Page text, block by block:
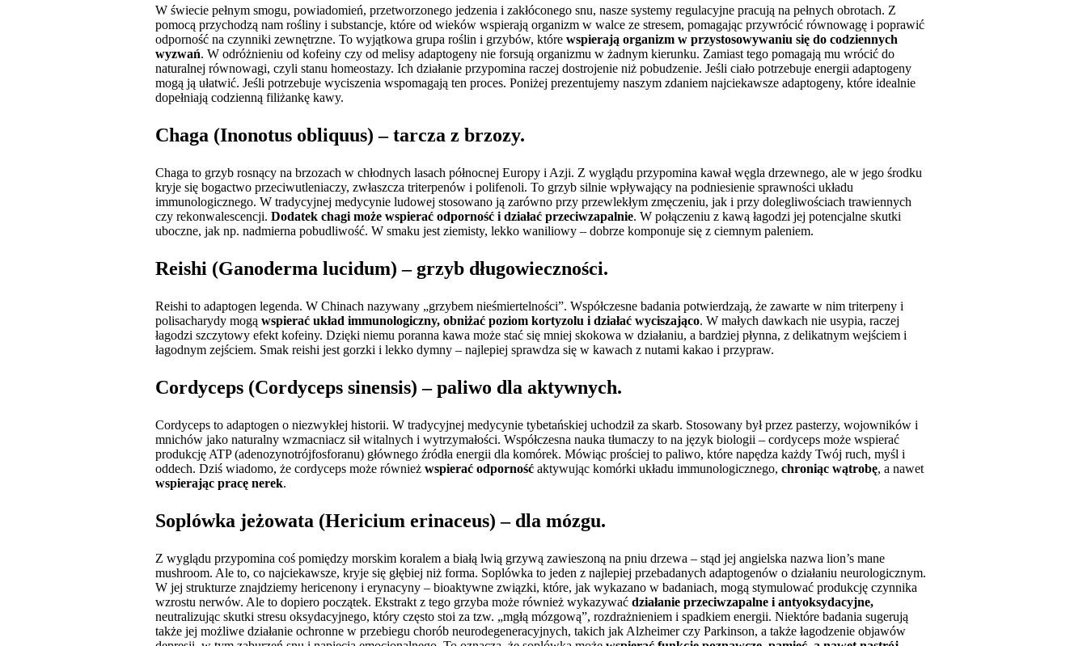
W świecie pełnym smogu, powiadomień, przetworzonego jedzenia i zakłóconego snu, nasze systemy regulacyjne pracują na pełnych obrotach. Z
pomocą przychodzą nam rośliny i substancje, które od wieków wspierają organizm w walce ze stresem, pomagając przywrócić równowagę i poprawić
odporność na czynniki zewnętrzne. To wyjątkowa grupa roślin i grzybów, które wspierają organizm w przystosowywaniu się do codziennych
wyzwań. W odróżnieniu od kofeiny czy od melisy adaptogeny nie forsują organizmu w żadnym kierunku. Zamiast tego pomagają mu wrócić do
naturalnej równowagi, czyli stanu homeostazy. Ich działanie przypomina raczej dostrojenie niż pobudzenie. Jeśli ciało potrzebuje energii adaptogeny
mogą ją ułatwić. Jeśli potrzebuje wyciszenia wspomagają ten proces. Poniżej prezentujemy naszym zdaniem najciekawsze adaptogeny, które idealnie
dopełniają codzienną filiżankę kawy.
Chaga (Inonotus obliquus) – tarcza z brzozy.
Chaga to grzyb rosnący na brzozach w chłodnych lasach północnej Europy i Azji. Z wyglądu przypomina kawał węgla drzewnego, ale w jego środku
kryje się bogactwo przeciwutleniaczy, zwłaszcza triterpenów i polifenoli. To grzyb silnie wpływający na podniesienie sprawności układu
immunologicznego. W tradycyjnej medycynie ludowej stosowano ją zarówno przy przewlekłym zmęczeniu, jak i przy dolegliwościach trawiennych
czy rekonwalescencji. Dodatek chagi może wspierać odporność i działać przeciwzapalnie. W połączeniu z kawą łagodzi jej potencjalne skutki
uboczne, jak np. nadmierna pobudliwość. W smaku jest ziemisty, lekko waniliowy – dobrze komponuje się z ciemnym paleniem.
Reishi (Ganoderma lucidum) – grzyb długowieczności.
Reishi to adaptogen legenda. W Chinach nazywany „grzybem nieśmiertelności”. Współczesne badania potwierdzają, że zawarte w nim triterpeny i
polisacharydy mogą wspierać układ immunologiczny, obniżać poziom kortyzolu i działać wyciszająco. W małych dawkach nie usypia, raczej
łagodzi szczytowy efekt kofeiny. Dzięki niemu poranna kawa może stać się mniej skokowa w działaniu, a bardziej płynna, z delikatnym wejściem i
łagodnym zejściem. Smak reishi jest gorzki i lekko dymny – najlepiej sprawdza się w kawach z nutami kakao i przypraw.
Cordyceps (Cordyceps sinensis) – paliwo dla aktywnych.
Cordyceps to adaptogen o niezwykłej historii. W tradycyjnej medycynie tybetańskiej uchodził za skarb. Stosowany był przez pasterzy, wojowników i
mnichów jako naturalny wzmacniacz sił witalnych i wytrzymałości. Współczesna nauka tłumaczy to na język biologii – cordyceps może wspierać
produkcję ATP (adenozynotrójfosforanu) głównego źródła energii dla komórek. Mówiąc prościej to paliwo, które napędza każdy Twój ruch, myśl i
oddech. Dziś wiadomo, że cordyceps może również wspierać odporność aktywując komórki układu immunologicznego, chroniąc wątrobę, a nawet
wspierając pracę nerek.
Soplówka jeżowata (Hericium erinaceus) – dla mózgu.
Z wyglądu przypomina coś pomiędzy morskim koralem a białą lwią grzywą zawieszoną na pniu drzewa – stąd jej angielska nazwa lion’s mane
mushroom. Ale to, co najciekawsze, kryje się głębiej niż forma. Soplówka to jeden z najlepiej przebadanych adaptogenów o działaniu neurologicznym.
W jej strukturze znajdziemy hericenony i erynacyny – bioaktywne związki, które, jak wykazano w badaniach, mogą stymulować produkcję czynnika
wzrostu nerwów. Ale to dopiero początek. Ekstrakt z tego grzyba może również wykazywać działanie przeciwzapalne i antyoksydacyjne,
neutralizując skutki stresu oksydacyjnego, który często stoi za tzw. „mgłą mózgową”, rozdrażnieniem i spadkiem energii. Niektóre badania sugerują
także jej możliwe działanie ochronne w przebiegu chorób neurodegeneracyjnych, takich jak Alzheimer czy Parkinson, a także łagodzenie objawów